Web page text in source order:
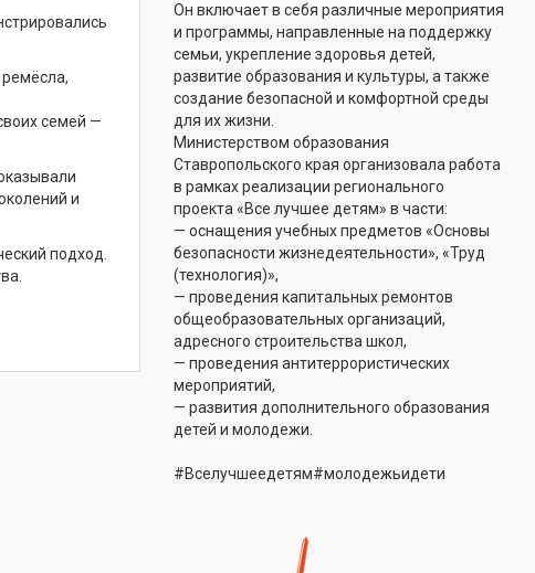
семей —
и
подход.
Он включает в себя различные мероприятия
и программы, направленные на поддержку
семьи, укрепление здоровья детей,
развитие образования и культуры, а также
создание безопасной и комфортной среды
для их жизни.
Министерством образования
Ставропольского края организовала работа
в рамках реализации регионального
проекта «Все лучшее детям» в части:
— оснащения учебных предметов «Основы
безопасности жизнедеятельности», «Труд
(технология)»,
— проведения капитальных ремонтов
общеобразовательных организаций,
адресного строительства школ,
— проведения антитеррористических
мероприятий,
— развития дополнительного образования
детей и молодежи.
#Вселучшеедетям#молодежьидети